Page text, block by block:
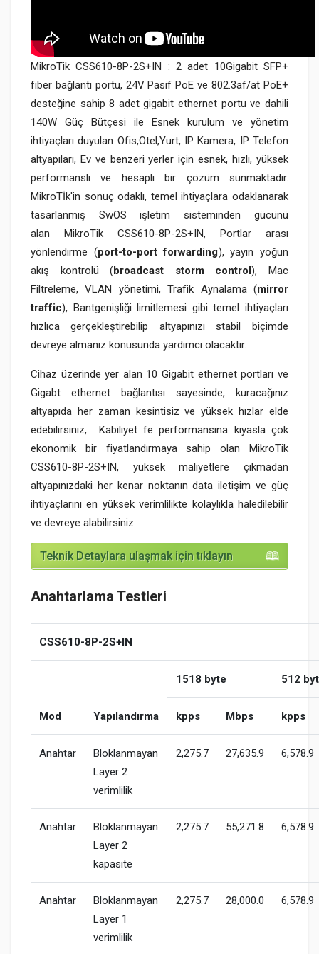
MikroTik CSS610-8P-2S+IN : 2 adet 10Gigabit SFP+
fiber bağlantı portu, 24V Pasif PoE ve 802.3af/at PoE+
desteğine sahip 8 adet gigabit ethernet portu ve dahili
140W Güç Bütçesi ile Esnek kurulum ve yönetim
ihtiyaçları duyulan Ofis,Otel,Yurt, IP Kamera, IP Telefon
altyapıları, Ev ve benzeri yerler için esnek, hızlı, yüksek
performanslı ve hesaplı bir çözüm sunmaktadır.
MikroTİk'in sonuç odaklı, temel ihtiyaçlara odaklanarak
tasarlanmış SwOS işletim sisteminden gücünü
alan MikroTik CSS610-8P-2S+IN, Portlar arası
yönlendirme (port-to-port forwarding), yayın yoğun
akış kontrolü (broadcast storm control), Mac
Filtreleme, VLAN yönetimi, Trafik Aynalama (mirror
traffic), Bantgenişliği limitlemesi gibi temel ihtiyaçları
hızlıca gerçekleştirebilip altyapınızı stabil biçimde
devreye almanız konusunda yardımcı olacaktır.
Cihaz üzerinde yer alan 10 Gigabit ethernet portları ve
Gigabt ethernet bağlantısı sayesinde, kuracağınız
altyapıda her zaman kesintisiz ve yüksek hızlar elde
edebilirsiniz, Kabiliyet fe performansına kıyasla çok
ekonomik bir fiyatlandırmaya sahip olan MikroTik
CSS610-8P-2S+IN, yüksek maliyetlere çıkmadan
altyapınızdaki her kenar noktanın data iletişim ve güç
ihtiyaçlarını en yüksek verimlilikte kolaylıkla haledilebilir
ve devreye alabilirsiniz.
Teknik Detaylara ulaşmak için tıklayın
Anahtarlama Testleri
CSS610-8P-2S+IN
Mod Yapılandırma
1518 byte 512
kpps Mbps kpps
Anahtar
Bloklanmayan
Layer 2
verimlilik
2,275.7 27,635.9 6,578.9
Anahtar
Bloklanmayan
Layer 2
kapasite
2,275.7 55,271.8 6,578.9
Anahtar
Bloklanmayan
Layer 1
verimlilik
2,275.7 28,000.0 6,578.9